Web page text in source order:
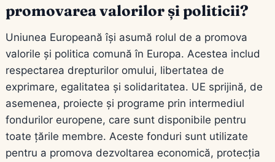
promovarea valorilor și politicii?
Uniunea Europeană își asumă rolul de a promova
valorile și politica comună în Europa. Acestea includ
respectarea drepturilor omului, libertatea de
exprimare, egalitatea și solidaritatea. UE sprijină, de
asemenea, proiecte și programe prin intermediul
fondurilor europene, care sunt disponibile pentru
toate țările membre. Aceste fonduri sunt utilizate
pentru a promova dezvoltarea economică, protecția